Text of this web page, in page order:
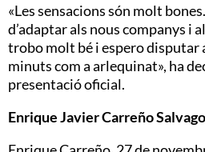
«Les sensacions són molt
d’adaptar als nous companys i
trobo molt bé i espero disputar
minuts com a arlequinat», ha
presentació oficial.
Enrique Javier Carreño Salvago